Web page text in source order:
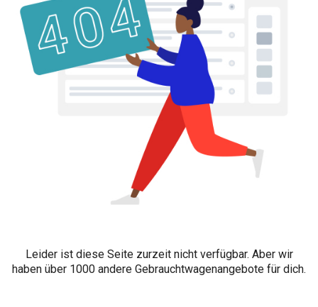
Leider ist diese Seite zurzeit nicht verfügbar. Aber wir
haben über 1000 andere Gebrauchtwagenangebote für dich.